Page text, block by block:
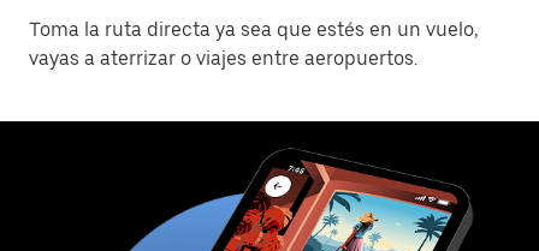
Toma la ruta directa ya sea que estés en un vuelo,
vayas a aterrizar o viajes entre aeropuertos.